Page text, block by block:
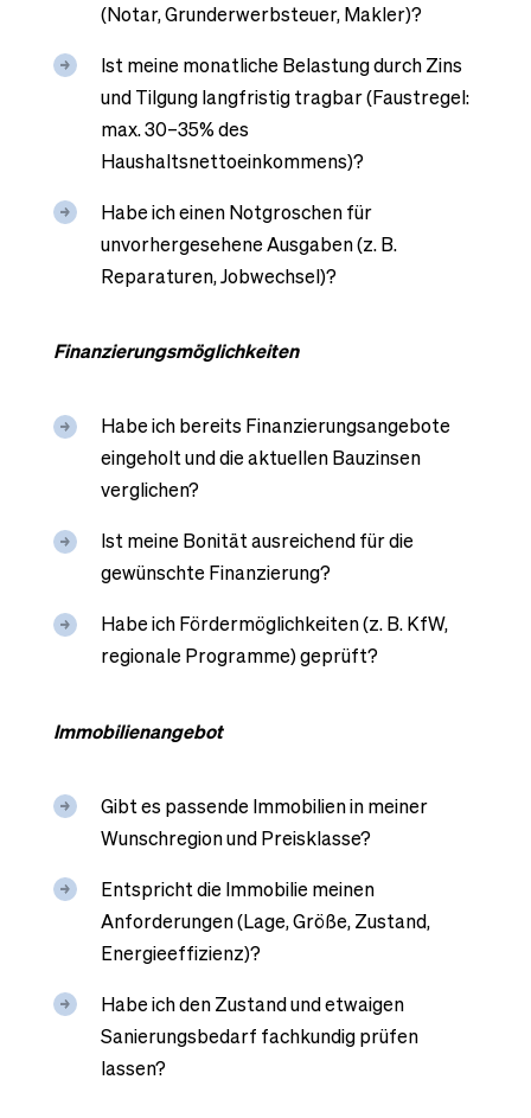
(Notar, Grunderwerbsteuer, Makler)?
Ist meine monatliche Belastung durch Zins
und Tilgung langfristig tragbar (Faustregel:
max. 30–35% des
Haushaltsnettoeinkommens)?
Habe ich einen Notgroschen für
unvorhergesehene Ausgaben (z. B.
Reparaturen, Jobwechsel)?
Finanzierungsmöglichkeiten
Habe ich bereits Finanzierungsangebote
eingeholt und die aktuellen Bauzinsen
verglichen?
Ist meine Bonität ausreichend für die
gewünschte Finanzierung?
Habe ich Fördermöglichkeiten (z. B. KfW,
regionale Programme) geprüft?
Immobilienangebot
Gibt es passende Immobilien in meiner
Wunschregion und Preisklasse?
Entspricht die Immobilie meinen
Anforderungen (Lage, Größe, Zustand,
Energieeffizienz)?
Habe ich den Zustand und etwaigen
Sanierungsbedarf fachkundig prüfen
lassen?